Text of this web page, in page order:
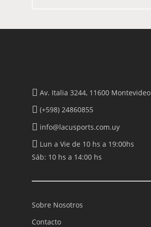
Av. Italia 3244, 11600 Montevideo
(+598) 24860855
info@lacusports.com.uy
Lun a Vie de 10 hs a 19:00hs
Sáb: 10 hs a 14:00 hs
Sobre Nosotros
Contacto